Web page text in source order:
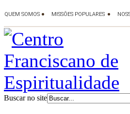
Buscar no site